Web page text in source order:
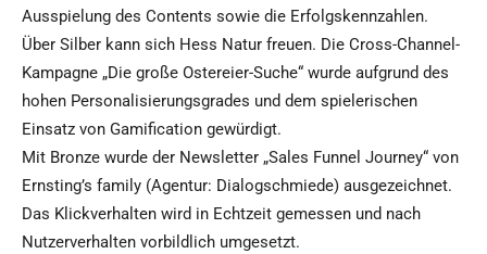
Ausspielung des Contents sowie die Erfolgskennzahlen.
Über Silber kann sich Hess Natur freuen. Die Cross-Channel-
Kampagne „Die große Ostereier-Suche“ wurde aufgrund des
hohen Personalisierungsgrades und dem spielerischen
Einsatz von Gamification gewürdigt.
Mit Bronze wurde der Newsletter „Sales Funnel Journey“ von
Ernsting’s family (Agentur: Dialogschmiede) ausgezeichnet.
Das Klickverhalten wird in Echtzeit gemessen und nach
Nutzerverhalten vorbildlich umgesetzt.